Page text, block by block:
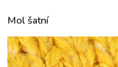
Mol šatní